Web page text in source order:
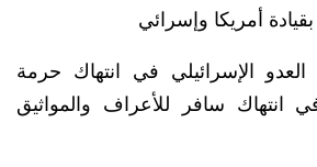
بقيادة أمريكا وإسرائي
العدو الإسرائيلي في انتهاك حرمة
انتهاك سافر للأعراف والمواثيق